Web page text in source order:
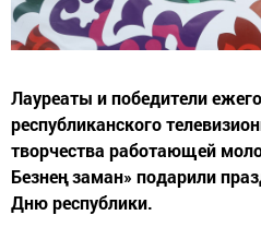
Лауреаты и победители
республиканского
творчества работающей
Безнең заман» подарили
Дню республики.